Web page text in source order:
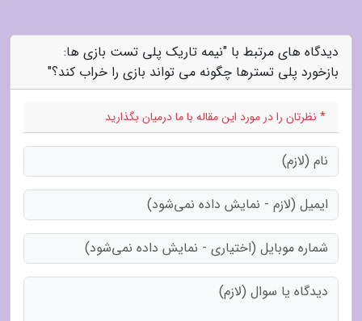
دیدگاه های مرتبط با "نیمه تاریک پلی تست بازی ها:
بازخورد پلی تسترها چگونه می تواند بازی را خراب کند؟"
* نظرتان را در مورد این مقاله با ما درمیان بگذارید